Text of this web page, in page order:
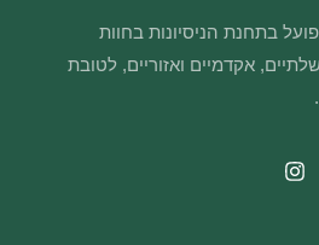
בתחנת הניסיונות בחוות
אקדמיים ואזוריים, לטובת